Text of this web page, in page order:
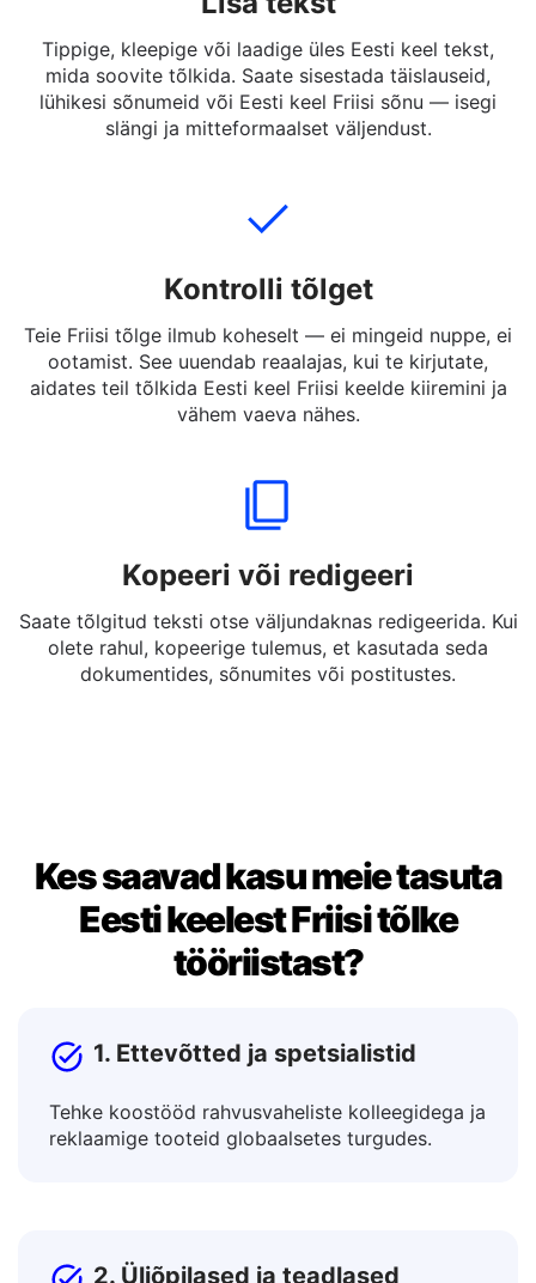
Lisa tekst
Tippige, kleepige või laadige üles Eesti keel tekst,
mida soovite tõlkida. Saate sisestada täislauseid,
Kontrolli tõlget
Teie Friisi tõlge ilmub koheselt — ei mingeid nuppe, ei
ootamist. See uuendab reaalajas, kui te kirjutate,
vähem vaeva nähes.
Kopeeri või redigeeri
Saate tõlgitud teksti otse väljundaknas redigeerida. Kui
Kes saavad kasu meie tasuta
Eesti keelest Friisi tõlke
1. Ettevõtted ja spetsialistid